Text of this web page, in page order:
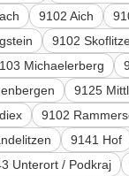
9102 Aich
9102
Michaelerberg
9125
9102
9141 Hof
Unterort / Podkraj